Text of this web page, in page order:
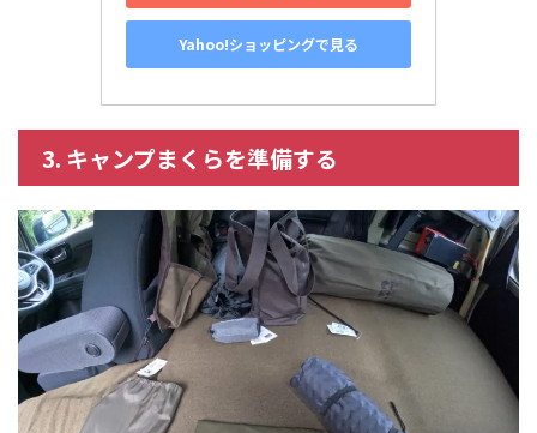
Yahoo!ショッピングで見る
3. キャンプまくらを準備する